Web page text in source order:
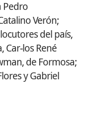
Pedro
Verón;
del país,
Car-los René
de Formosa;
y Gabriel